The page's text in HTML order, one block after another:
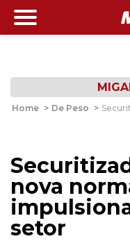
Home > De Peso >
nova
setor